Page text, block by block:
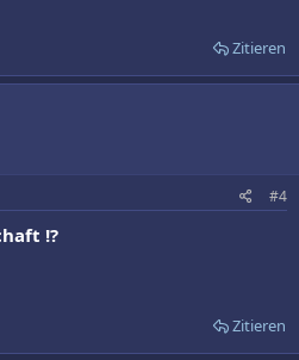
Zitieren
#4
!?
Zitieren